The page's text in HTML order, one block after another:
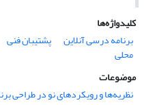
کلیدواژه‌ها
برنامه درسی آنلاین
پشتیبان فنی
محلی
موضوعات
نظریه‌ها و رویکردهای نو در طراحی